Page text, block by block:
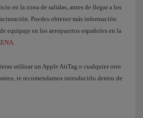
en la zona de salidas, antes de llegar a los
Puedes obtener más información
equipaje en los aeropuertos españoles en la
.
utilizar un Apple AirTag o cualquier otro
te recomendamos introducirlo dentro de